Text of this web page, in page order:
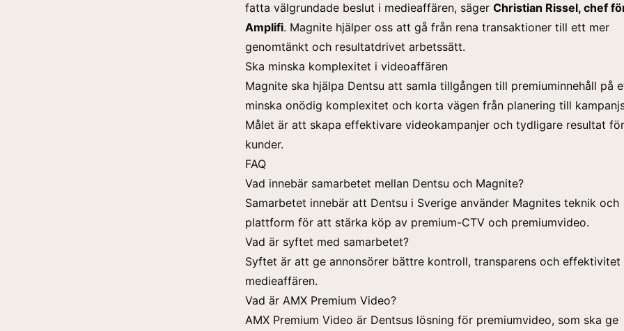
fatta välgrundade beslut i medieaffären, säger Christian Rissel, chef
Amplifi. Magnite hjälper oss att gå från rena transaktioner till ett mer
genomtänkt och resultatdrivet arbetssätt.
Ska minska komplexitet i videoaffären
Magnite ska hjälpa Dentsu att samla tillgången till premiuminnehåll på
minska onödig komplexitet och korta vägen från planering till
Målet är att skapa effektivare videokampanjer och tydligare resultat
kunder.
FAQ
Vad innebär samarbetet mellan Dentsu och Magnite?
Samarbetet innebär att Dentsu i Sverige använder Magnites teknik och
plattform för att stärka köp av premium-CTV och premiumvideo.
Vad är syftet med samarbetet?
Syftet är att ge annonsörer bättre kontroll, transparens och effektivitet
medieaffären.
Vad är AMX Premium Video?
AMX Premium Video är Dentsus lösning för premiumvideo, som ska ge